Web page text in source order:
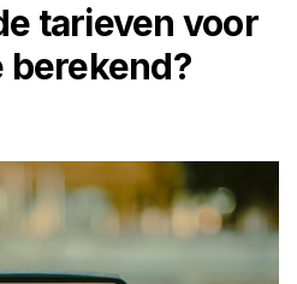
tarieven voor
berekend?